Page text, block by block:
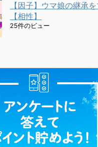
【因子】ウマ娘の継承
【相性】
25件のビュー